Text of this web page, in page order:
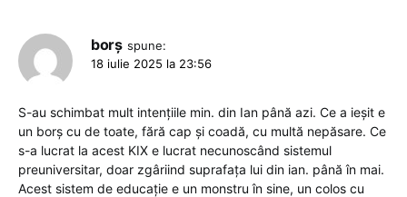
borș spune:
18 iulie 2025 la 23:56
S-au schimbat mult intențiile min. din Ian până azi. Ce a ieșit e
un borș cu de toate, fără cap și coadă, cu multă nepăsare. Ce
s-a lucrat la acest KIX e lucrat necunoscând sistemul
preuniversitar, doar zgâriind suprafața lui din ian. până în mai.
Acest sistem de educație e un monstru în sine, un colos cu